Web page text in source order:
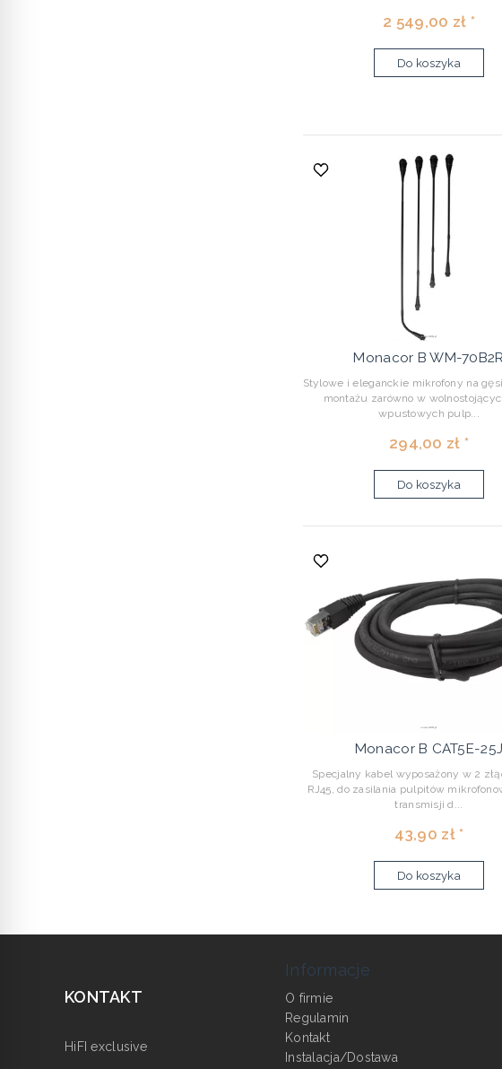
2 549,00 zł *
Do koszyka
Monacor B WM-70B2R
Stylowe i eleganckie mikrofony na
montażu zarówno w
wpustowych pulp...
294,00 zł *
Do koszyka
Monacor B CAT5E-25J
Specjalny kabel wyposażony w 2
RJ45, do zasilania pulpitów
transmisji d...
43,90 zł *
Do koszyka
KONTAKT
HiFI exclusive
Informacje
O firmie
Regulamin
Kontakt
Instalacja/Dostawa